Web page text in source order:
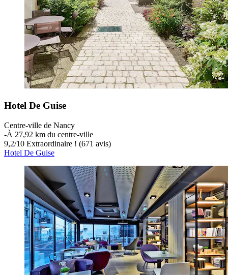
Hotel De Guise
Centre-ville de Nancy
‐À 27,92 km du centre-ville
9,2/10 Extraordinaire ! (671 avis)
Hotel De Guise